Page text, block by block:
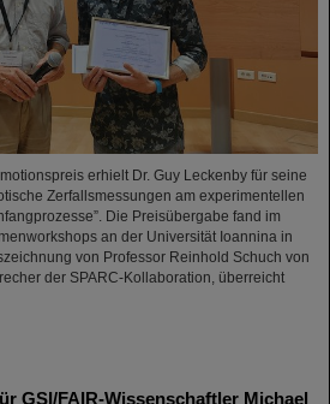
erhielt Dr. Guy Leckenby für seine
Zerfallsmessungen am experimentellen
Die Preisübergabe fand im
an der Universität Ioannina in
von Professor Reinhold Schuch von
der SPARC-Kollaboration, überreicht
GSI/FAIR-Wissenschaftler Michael